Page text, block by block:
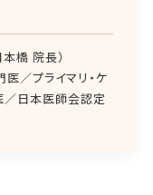
橋 院長）
／プライマリ・ケ
／日本医師会認定